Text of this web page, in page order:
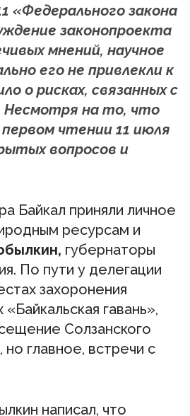
«Федерального закона
законопроекта
мнений, научное
его не привлекли к
о рисках, связанных с
Несмотря на то, что
чтении 11 июля
вопросов и
Байкал приняли личное
ресурсам и
губернаторы
По пути у делегации
захоронения
гавань»,
Солзанского
главное, встречи с
написал, что